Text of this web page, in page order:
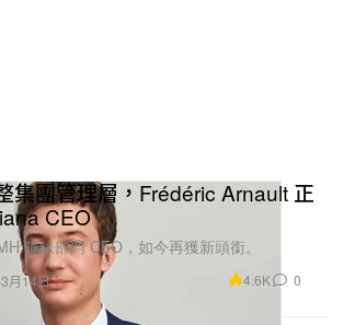
集團管理層，Frédéric Arnault 正
CEO
鐘錶部門 CEO，如今再獲新頭銜。
月14日 4.6K 0